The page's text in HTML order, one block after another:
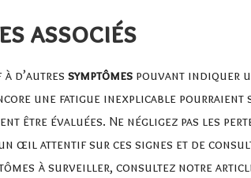
associés
d’autres symptômes pouvant indiquer
une fatigue inexplicable
être évaluées. Ne négligez pas les
œil attentif sur ces signes et de
à surveiller, consultez notre